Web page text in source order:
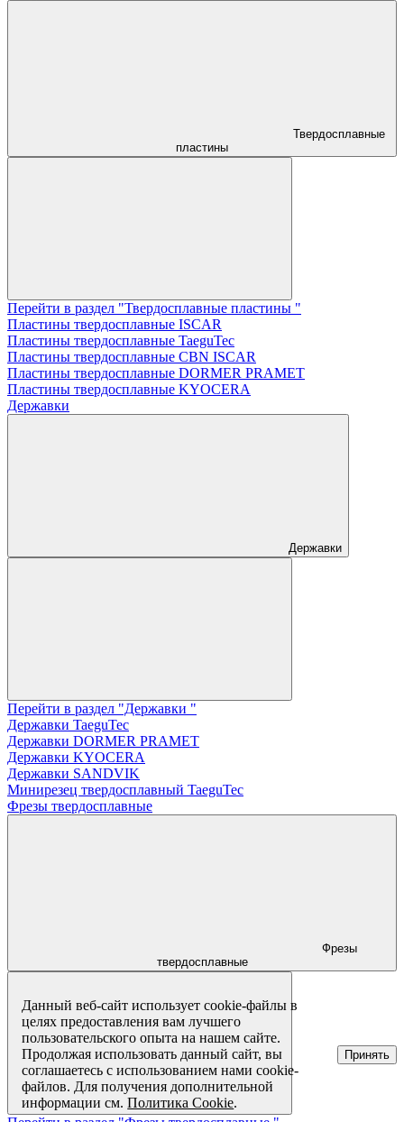
Твердосплавные
пластины
Перейти в раздел "Твердосплавные пластины "
Пластины твердосплавные ISCAR
Пластины твердосплавные TaeguTec
Пластины твердосплавные CBN ISCAR
Пластины твердосплавные DORMER PRAMET
Пластины твердосплавные KYOCERA
Державки
Державки
Перейти в раздел "Державки "
Державки TaeguTec
Державки DORMER PRAMET
Державки KYOCERA
Державки SANDVIK
Минирезец твердосплавный TaeguTec
Фрезы твердосплавные
Фрезы
твердосплавные
Данный веб-сайт использует cookie-файлы в
целях предоставления вам лучшего
пользовательского опыта на нашем сайте.
Продолжая использовать данный сайт, вы
соглашаетесь с использованием нами cookie-
файлов. Для получения дополнительной
информации см.Политика Cookie.
Принять